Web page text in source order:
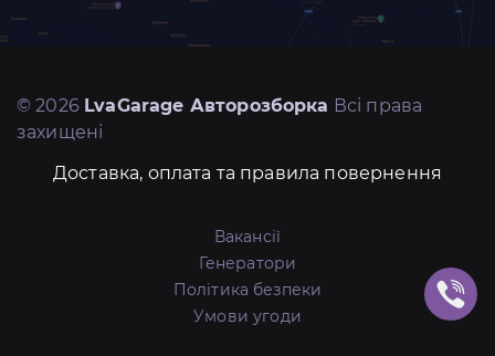
© 2026 LvaGarage Авторозборка Всі права
захищені
Доставка, оплата та правила повернення
Вакансії
Генератори
Політика безпеки
Умови угоди